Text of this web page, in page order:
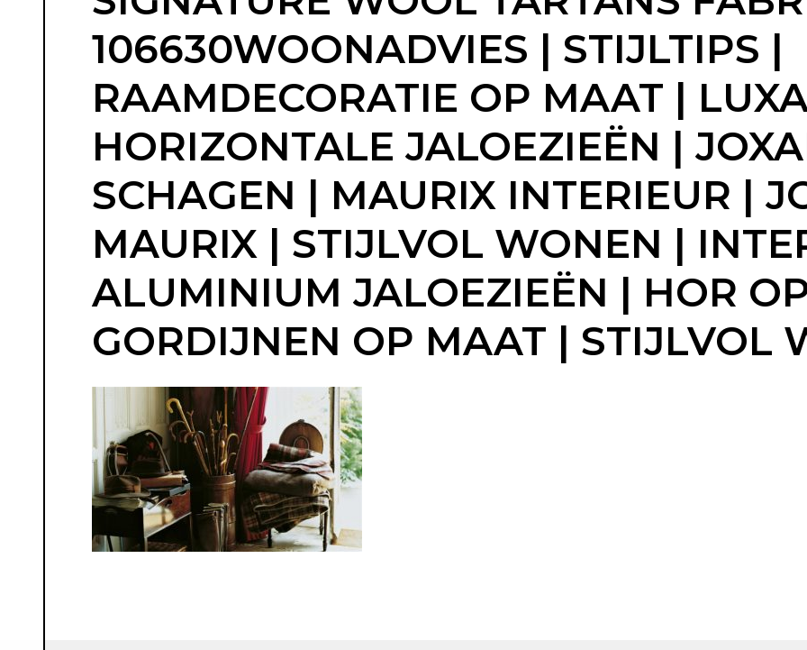
106630WOONADVIES | STIJLTIPS |
RAAMDECORATIE OP MAAT |
HORIZONTALE JALOEZIEËN |
SCHAGEN | MAURIX INTERIEUR |
MAURIX | STIJLVOL WONEN |
ALUMINIUM JALOEZIEËN | HOR
GORDIJNEN OP MAAT | STIJLVOL